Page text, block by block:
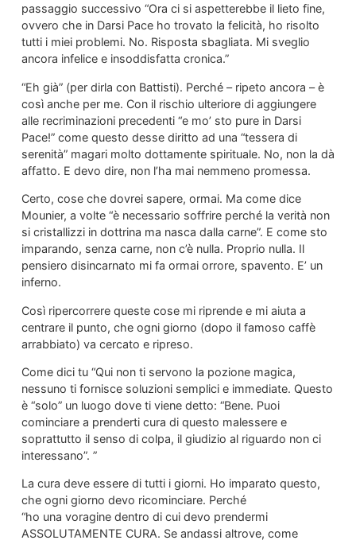
passaggio successivo “Ora ci si aspetterebbe il lieto fine,
ovvero che in Darsi Pace ho trovato la felicità, ho risolto
tutti i miei problemi. No. Risposta sbagliata. Mi sveglio
ancora infelice e insoddisfatta cronica.”
“Eh già” (per dirla con Battisti). Perché – ripeto ancora – è
così anche per me. Con il rischio ulteriore di aggiungere
alle recriminazioni precedenti “e mo’ sto pure in Darsi
Pace!” come questo desse diritto ad una “tessera di
serenità” magari molto dottamente spirituale. No, non la dà
affatto. E devo dire, non l’ha mai nemmeno promessa.
Certo, cose che dovrei sapere, ormai. Ma come dice
Mounier, a volte “è necessario soffrire perché la verità non
si cristallizzi in dottrina ma nasca dalla carne”. E come sto
imparando, senza carne, non c’è nulla. Proprio nulla. Il
pensiero disincarnato mi fa ormai orrore, spavento. E’ un
inferno.
Così ripercorrere queste cose mi riprende e mi aiuta a
centrare il punto, che ogni giorno (dopo il famoso caffè
arrabbiato) va cercato e ripreso.
Come dici tu “Qui non ti servono la pozione magica,
nessuno ti fornisce soluzioni semplici e immediate. Questo
è “solo” un luogo dove ti viene detto: “Bene. Puoi
cominciare a prenderti cura di questo malessere e
soprattutto il senso di colpa, il giudizio al riguardo non ci
interessano”. ”
La cura deve essere di tutti i giorni. Ho imparato questo,
che ogni giorno devo ricominciare. Perché
“ho una voragine dentro di cui devo prendermi
ASSOLUTAMENTE CURA. Se andassi altrove, come